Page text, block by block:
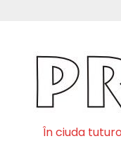
În ciuda